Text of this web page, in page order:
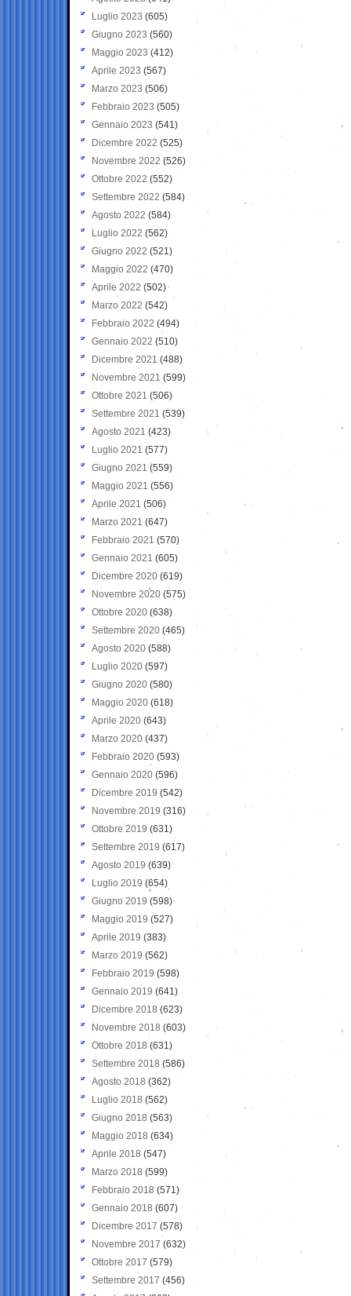
Luglio 2023 (605)
Giugno 2023 (560)
Maggio 2023 (412)
Aprile 2023 (567)
Marzo 2023 (506)
Febbraio 2023 (505)
Gennaio 2023 (541)
Dicembre 2022 (525)
Novembre 2022 (526)
Ottobre 2022 (552)
Settembre 2022 (584)
Agosto 2022 (584)
Luglio 2022 (562)
Giugno 2022 (521)
Maggio 2022 (470)
Aprile 2022 (502)
Marzo 2022 (542)
Febbraio 2022 (494)
Gennaio 2022 (510)
Dicembre 2021 (488)
Novembre 2021 (599)
Ottobre 2021 (506)
Settembre 2021 (539)
Agosto 2021 (423)
Luglio 2021 (577)
Giugno 2021(559)
Maggio 2021 (556)
Aprile 2021 (506)
Marzo 2021 (647)
Febbraio 2021 (570)
Gennaio 2021 (605)
Dicembre 2020 (619)
Novembre 2020 (575)
Ottobre 2020 (638)
Settembre 2020(465)
Agosto 2020 (588)
Luglio 2020 (597)
Giugno 2020 (580)
Maggio 2020 (618)
Aprile 2020 (643)
Marzo 2020 (437)
Febbraio 2020 (593)
Gennaio 2020 (596)
Dicembre 2019 (542)
Novembre 2019 (316)
Ottobre 2019 (631)
Settembre 2019 (617)
Agosto 2019 (639)
Luglio 2019 (654)
Giugno 2019 (598)
Maggio 2019 (527)
Aprile 2019 (383)
Marzo 2019 (562)
Febbraio 2019 (598)
Gennaio 2019 (641)
Dicembre 2018 (623)
Novembre 2018 (603)
Ottobre 2018 (631)
Settembre 2018 (586)
Agosto 2018 (362)
Luglio 2018 (562)
Giugno 2018 (563)
Maggio 2018 (634)
Aprile 2018 (547)
Marzo 2018 (599)
Febbraio 2018 (571)
Gennaio 2018 (607)
Dicembre 2017 (578)
Novembre 2017 (632)
Ottobre 2017 (579)
Settembre 2017 (456)